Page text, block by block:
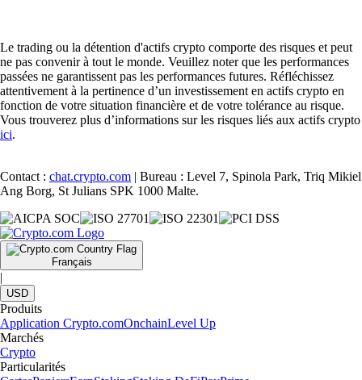
Le trading ou la détention d'actifs crypto comporte des risques et peut
ne pas convenir à tout le monde. Veuillez noter que les performances
passées ne garantissent pas les performances futures. Réfléchissez
attentivement à la pertinence d’un investissement en actifs crypto en
fonction de votre situation financière et de votre tolérance au risque.
Vous trouverez plus d’informations sur les risques liés aux actifs crypto
ici.
Contact : chat.crypto.com | Bureau : Level 7, Spinola Park, Triq Mikiel
Ang Borg, St Julians SPK 1000 Malte.
Français
|
USD
Produits
Application Crypto.comOnchainLevel Up
Marchés
Crypto
Particularités